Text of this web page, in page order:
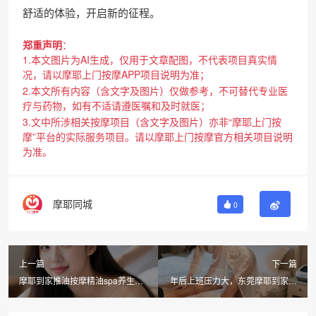
舒适的体验，开启新的征程。
郑重声明：
1.本文图片为AI生成，仅用于文章配图，不代表项目真实情
况，请以摩耶上门按摩APP项目说明为准；
2.本文所有内容（含文字及图片）仅做参考，不可替代专业医
疗与药物，如有不适请遵医嘱和及时就医；
3.文中所涉相关按摩项目（含文字及图片）亦非“摩耶上门按
摩”平台的实际服务项目。请以摩耶上门按摩官方相关项目说明
为准。
摩耶同城 0
上一篇
摩耶到家推油按摩精油spa养生保
养，年后新征程从一场上门按摩开
下一篇
年后上班压力大，东莞摩耶到家上
门按摩服务贴心上线